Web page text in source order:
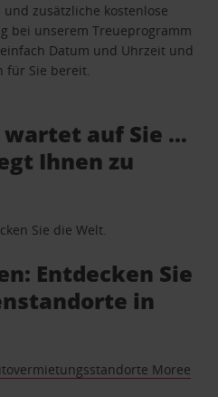
zusätzliche kostenlose
bei unserem Treueprogramm
einfach Datum und Uhrzeit und
Sie bereit.
auf Sie …
Ihnen zu
Sie die Welt.
Entdecken Sie
in
Moree